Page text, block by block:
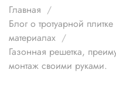
Главная
Блог о тротуарной
материалах
Газонная решетка,
монтаж своими руками.